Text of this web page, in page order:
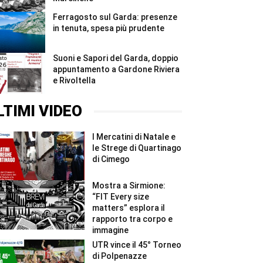
Ferragosto sul Garda: presenze
in tenuta, spesa più prudente
Suoni e Sapori del Garda, doppio
appuntamento a Gardone Riviera
e Rivoltella
VIDEO
I Mercatini di Natale e
le Strege di Quartinago
di Cimego
Mostra a Sirmione:
“FIT Every size
matters” esplora il
rapporto tra corpo e
immagine
UTR vince il 45° Torneo
di Polpenazze